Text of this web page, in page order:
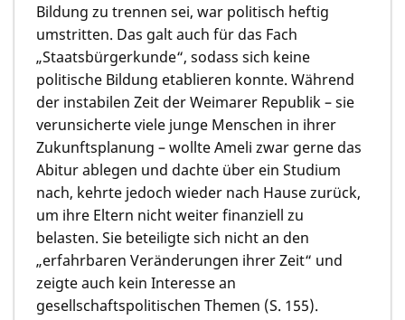
Bildung zu trennen sei, war politisch heftig
umstritten. Das galt auch für das Fach
„Staatsbürgerkunde“, sodass sich keine
politische Bildung etablieren konnte. Während
der instabilen Zeit der Weimarer Republik – sie
verunsicherte viele junge Menschen in ihrer
Zukunftsplanung – wollte Ameli zwar gerne das
Abitur ablegen und dachte über ein Studium
nach, kehrte jedoch wieder nach Hause zurück,
um ihre Eltern nicht weiter finanziell zu
belasten. Sie beteiligte sich nicht an den
„erfahrbaren Veränderungen ihrer Zeit“ und
zeigte auch kein Interesse an
gesellschaftspolitischen Themen (S. 155).